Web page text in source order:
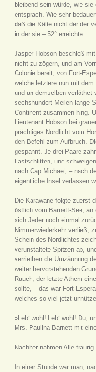
bleibend sein würde, wie
entsprach. Wie sehr
daß die Kälte nicht der der
in der sie – 52° erreichte.
Jasper Hobson beschloß
nicht zu zögern, und am
Colonie bereit, von Fort-
welche letztere nun mit
und an demselben verlöthet
sechshundert Meilen lange
Continent zusammen hing.
Lieutenant Hobson bei
prächtiges Nordlicht vom
den Befehl zum Aufbruch.
gespannt. Je drei Paare
Lastschlitten, und
nach Cap Michael, – nach
eigentliche Insel verlassen
Die Karawane folgte zuerst
östlich vom Barnett-See; an
sich Jeder noch einmal
Nimmerwiederkehr verließ,
Schein des Nordlichtes
verunstaltete Spitzen ab,
verriethen die Umzäunung
weiter hervorstehenden
Rauch, der letzte Athem
sollte, – das war Fort-
welches so viel jetzt
»Leb‘ wohl! Leb‘ wohl! Du,
Mrs. Paulina Barnett mit
Nachher nahmen Alle
In einer Stunde war man,